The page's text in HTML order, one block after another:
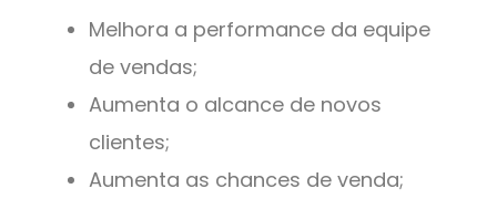
Melhora a performance da equipe
de vendas;
Aumenta o alcance de novos
clientes;
Aumenta as chances de venda;